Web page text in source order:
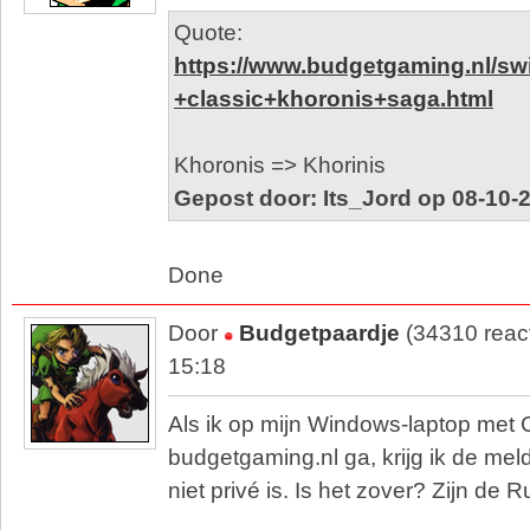
Quote:
https://www.budgetgaming.nl/
+classic+khoronis+saga.html
Khoronis => Khorinis
Gepost door: Its_Jord op 08-10-
Done
Door Budgetpaardje (34310
15:18
Als ik op mijn Windows-laptop met
budgetgaming.nl ga, krijg ik de
niet privé is. Is het zover? Zijn de